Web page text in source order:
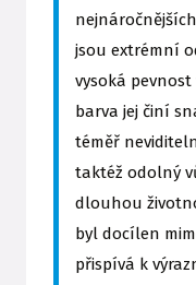
jsou extrémní
vysoká
barva jej činí
téměř
taktéž odolný
dlouhou
byl docílen
přispívá k